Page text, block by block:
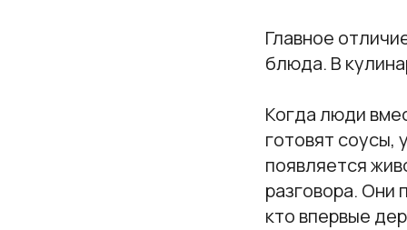
Главное
блюда. В
Когда люди
готовят
появляется
разговора. Они
кто впервые